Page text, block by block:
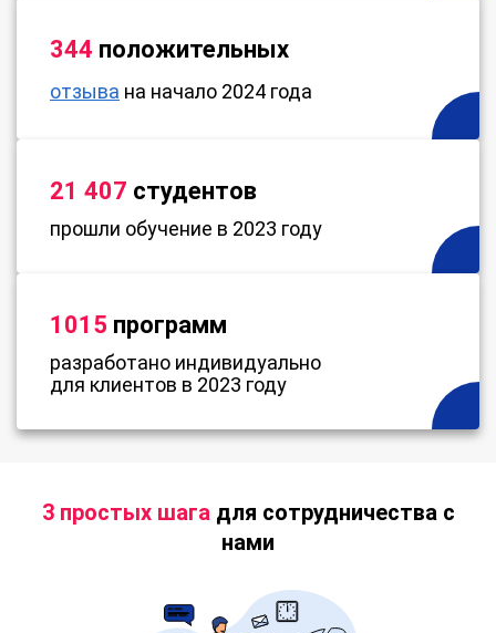
344 положительных
отзыва на начало 2024 года
21 407 студентов
прошли обучение в 2023 году
1015 программ
разработано индивидуально
для клиентов в 2023 году
3 простых шагадля сотрудничества с
нами